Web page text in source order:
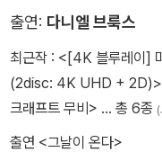
한 애니메이션 <쿵푸팬더
하며 전세계 영화 팬들의
력과 끼를 유감없이 발휘
코난 : 암흑의 시대>의 주
캐릭터들을 연기하며
시남'으로 수 차례 선정됐다.
출연: 다니엘 브룩스
최근작 : <[4K 블루레이]
(2disc: 4K UHD + 2D)>
크래프트 무비> … 총 6종
출연 <그날이 온다>